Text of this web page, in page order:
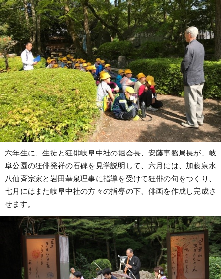
六年生に、生徒と狂俳岐阜中社の堀会長、安藤事務局長が、岐
阜公園の狂俳発祥の石碑を見学説明して、六月には、加藤泉水
八仙斉宗家と岩田華泉理事に指導を受けて狂俳の句をつくり、
七月にはまた岐阜中社の方々の指導の下、俳画を作成し完成さ
せます。